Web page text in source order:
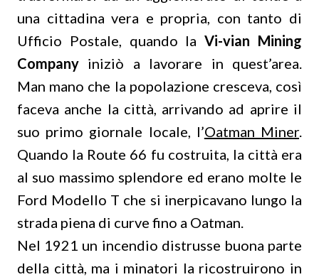
una cittadina vera e propria, con tanto di
Ufficio Postale, quando laVi-vian Mining
Company iniziò a lavorare in quest’area.
Man mano che la popolazione cresceva, così
faceva anche la città, arrivando ad aprire il
suo primo giornale locale, l’Oatman Miner.
Quando la Route 66 fu costruita, la città era
al suo massimo splendore ed erano molte le
Ford Modello T che si inerpicavano lungo la
strada piena di curve fino a Oatman.
Nel 1921 un incendio distrusse buona parte
della città, ma i minatori la ricostruirono in